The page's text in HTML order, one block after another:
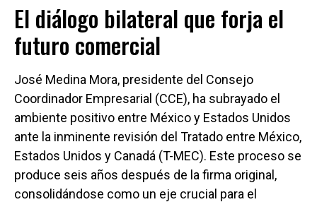
El diálogo bilateral que forja el
futuro comercial
José Medina Mora, presidente del Consejo
Coordinador Empresarial (CCE), ha subrayado el
ambiente positivo entre México y Estados Unidos
ante la inminente revisión del Tratado entre México,
Estados Unidos y Canadá (T-MEC). Este proceso se
produce seis años después de la firma original,
consolidándose como un eje crucial para el